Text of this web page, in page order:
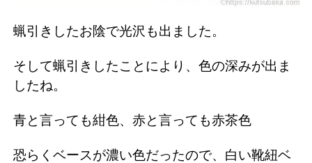
蝋引きしたお陰で光沢も出ました。
そして蝋引きしたことにより、色の深みが出ま
したね。
青と言っても紺色、赤と言っても赤茶色
恐らくベースが濃い色だったので、白い靴紐ベ